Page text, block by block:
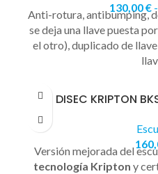
130,00€ -
Anti-rotura, antibumping,
se deja una llave puesta
el otro), duplicado de
DISEC KRIPTON
Versión mejorada del
tecnología Kripton y